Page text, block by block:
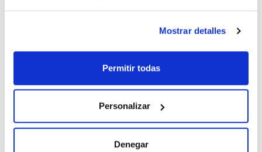
Mostrar detalles
Permitir todas
Personalizar
Denegar
Documentación técnica
TDS / Ficha técnica
COA
Regístrate para
SDS/ Hoja de seguridad